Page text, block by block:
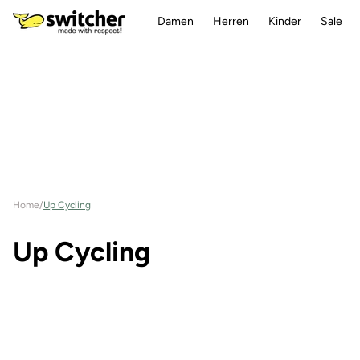
zum
Inhalt
Damen Herren Kinder Sale
Home/Up Cycling
K
Up Cycling